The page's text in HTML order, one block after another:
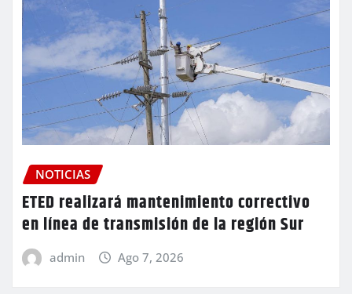
NOTICIAS
ETED realizará mantenimiento correctivo
en línea de transmisión de la región Sur
admin Ago 7, 2026